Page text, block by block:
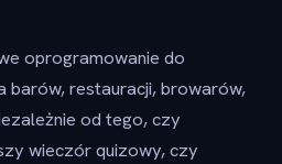
oprogramowanie do
barów, restauracji, browarów,
od tego, czy
wieczór quizowy, czy